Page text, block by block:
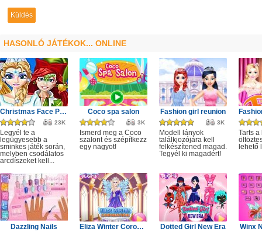
HASONLÓ JÁTÉKOK... ONLINE
Christmas Face Painting
23K
Legyél te a
legügyesebb a
sminkes játék során,
melyben csodálatos
arcdíszeket kell...
Coco spa salon
3K
Ismerd meg a Coco
szalont és szépítkezz
egy nagyot!
Fashion girl reunion
3K
Modell lányok
találkjozójára kell
felkészítened magad.
Tegyél ki magadért!
Tarts
lehető
Dazzling Nails Eliza Winter Coronation Dotted Girl New Era Winx